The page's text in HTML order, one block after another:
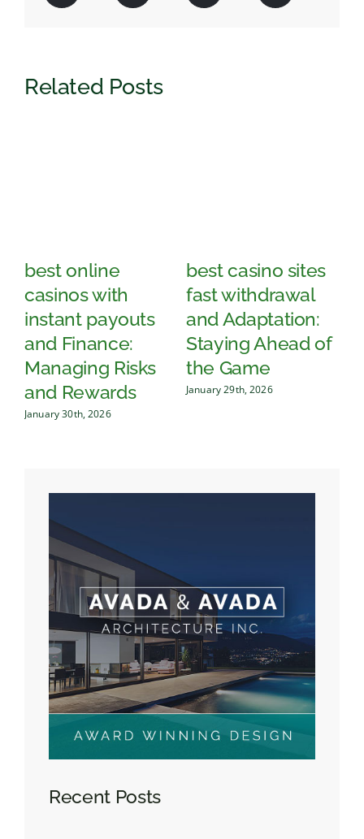
Related Posts
best online
casinos with
instant payouts
and Finance:
Managing Risks
and Rewards
January 30th, 2026
best casino sites
fast withdrawal
and Adaptation:
Staying Ahead of
the Game
January 29th, 2026
Recent Posts